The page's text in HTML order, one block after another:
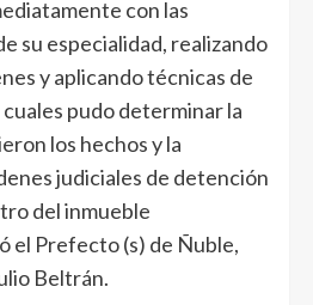
con las
su especialidad, realizando
y aplicando técnicas de
pudo determinar la
los hechos y la
judiciales de detención
del inmueble
el Prefecto (s) de Ñuble,
Beltrán.